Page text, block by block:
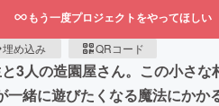
もう一度プロジェクトをやってほしい
埋め込み QRコード
3人の造園屋さん。この小さ
緒に遊びたくなる魔法にか